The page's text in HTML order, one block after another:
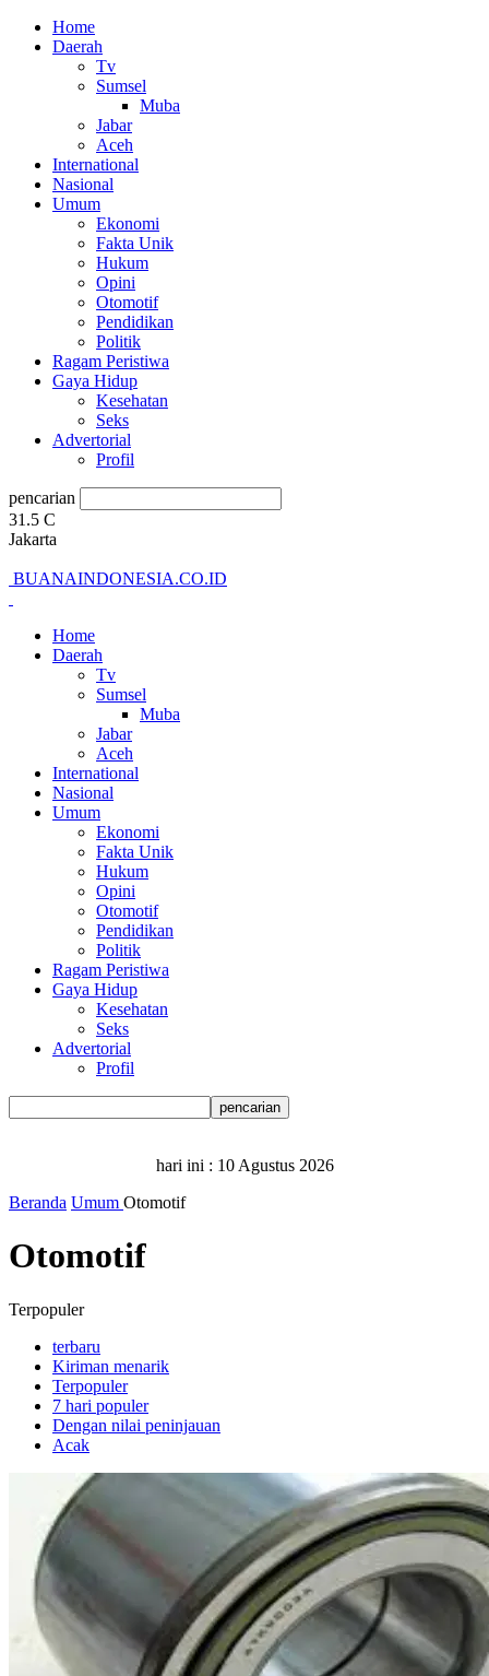
Home
Daerah
Tv
Sumsel
Muba
Jabar
Aceh
International
Nasional
Umum
Ekonomi
Fakta Unik
Hukum
Opini
Otomotif
Pendidikan
Politik
Ragam Peristiwa
Gaya Hidup
Kesehatan
Seks
Advertorial
Profil
pencarian
31.5 C
Jakarta
BUANAINDONESIA.CO.ID
Home
Daerah
Tv
Sumsel
Muba
Jabar
Aceh
International
Nasional
Umum
Ekonomi
Fakta Unik
Hukum
Opini
Otomotif
Pendidikan
Politik
Ragam Peristiwa
Gaya Hidup
Kesehatan
Seks
Advertorial
Profil
hari ini : 10 Agustus 2026
Beranda Umum Otomotif
Otomotif
Terpopuler
terbaru
Kiriman menarik
Terpopuler
7 hari populer
Dengan nilai peninjauan
Acak